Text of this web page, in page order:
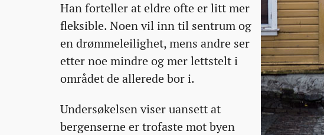
Han forteller at eldre ofte er litt mer
fleksible. Noen vil inn til sentrum og
en drømmeleilighet, mens andre ser
etter noe mindre og mer lettstelt i
området de allerede bor i.
Undersøkelsen viser uansett at
bergenserne er trofaste mot byen